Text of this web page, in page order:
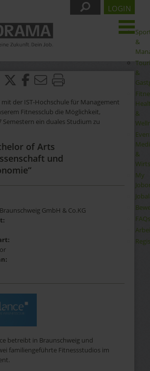
&
&
&
&
My
FAQs
LOGIN
der IST-Hochschule für Management
Fitnessclub die Möglichkeit,
Semestern ein duales Studium zu
of Arts
und
GmbH & Co.KG
betreibt in Braunschweig und
familiengeführte Fitnessstudios im